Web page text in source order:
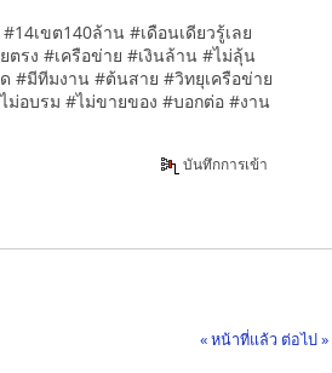
เขต140ล้าน #เดือนเดียวรู้เลย
รง #เครือข่าย #เงินล้าน #ไม่ลุ้น
#มีทีมงาน #ต้นสาย #วิทยุเครือข่าย
ม่อบรม #ไม่ขายของ #บอกต่อ #งาน
บันทึกการเข้า
« หน้าที่แล้ว ต่อไป »